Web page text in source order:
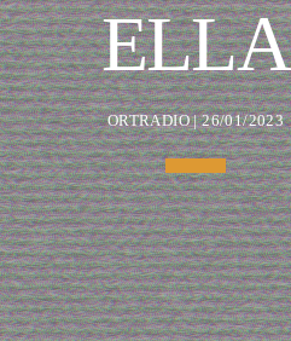
ELLA
ORTRADIO | 26/01/2023